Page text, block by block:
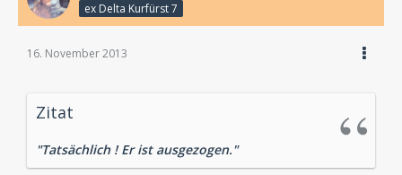
ex Delta Kurfürst 7
16. November 2013
Zitat
"Tatsächlich ! Er ist ausgezogen."